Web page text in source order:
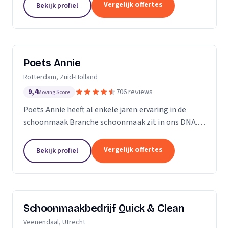
dakgoten...
Bekijk profiel Vergelijk offertes
Poets Annie
Rotterdam, Zuid-Holland
9,4Moving Score 706 reviews
Poets Annie heeft al enkele jaren ervaring in de
schoonmaak Branche schoonmaak zit in ons DNA.
Kantoor panden Scholen Zwembaden Vakantie
parkeren Traphuizen...
Bekijk profiel Vergelijk offertes
Schoonmaakbedrijf Quick & Clean
Veenendaal, Utrecht